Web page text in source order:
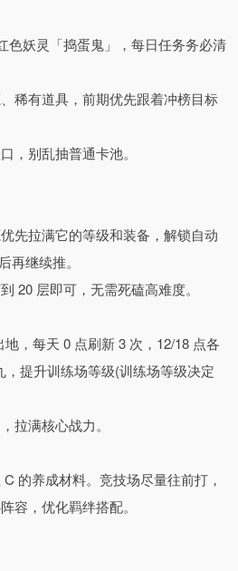
能解锁顶配游戏体验。福利体系拉满
领取 2000 礼券，签到就送顶级忍者
抽、开服专属加码福利，零氪玩家也
赌命，每一次攻击、击杀敌人都相当
升的快感全程在线。同时内置全自动
装备。
刻在线爆肝，离线期间忍者也会自动
强化、忍者重置无损 100% 返还资源
。
维度，200 + 角色与道具构建起完整
长路径清晰可控。同时拒绝纯氪金数
克制策略拉满，无需顶配阵容，合理
色妖灵「捣蛋鬼」，每日任务务必清
稀有道具，前期优先跟着冲榜目标
，别乱抽普通卡池。
先拉满它的等级和装备，解锁自动
继续推。
20 层即可，无需死磕高难度。
，每天 0 点刷新 3 次，12/18 点各
提升训练场等级(训练场等级决定
拉满核心战力。
的养成材料。竞技场尽量往前打，
容，优化羁绊搭配。